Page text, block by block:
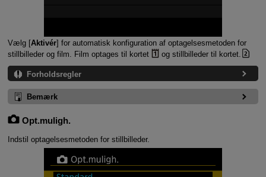
Vælg [Aktivér] for automatisk konfiguration af optagelsesmetoden for
stillbilleder og film. Film optages til kortet
og stillbilleder til kortet.
Forholdsregler
Bemærk
Opt.muligh.
Indstil optagelsesmetoden for stillbilleder.